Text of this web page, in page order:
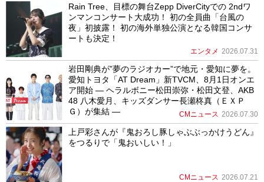
Rain Tree、目標の舞台Zepp DiverCityでの 2ndワ
ンマンコンサート大成功！ 初の全員曲「台風の
夜」初披露！ 初の海外単独公演となる韓国コンサ
ートも決定！
エンタメ 2026.07.31
岩田剛典が”夢のラジオカー”で地元・愛知に夢を。
愛知トヨタ「AT Dream」新TVCM、8月1日オンエ
ア開始 ― ヘラルボニー松田崇弥・松田文登、AKB
48 八木愛月、キッズダンサー長瀬柊真（ＥＸＰ
Ｇ）が集結 ―
CMニュース 2026.07.30
上戸彩さんが『鬼おろし豚しゃぶぶっかけうどん』
をつるりで「鬼おいしい！」
CMニュース 2026.07.21